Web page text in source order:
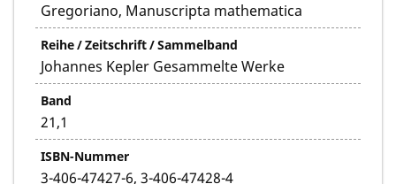
Gregoriano, Manuscripta mathematica
Reihe / Zeitschrift / Sammelband
Johannes Kepler Gesammelte Werke
Band
21,1
ISBN-Nummer
3-406-47427-6, 3-406-47428-4